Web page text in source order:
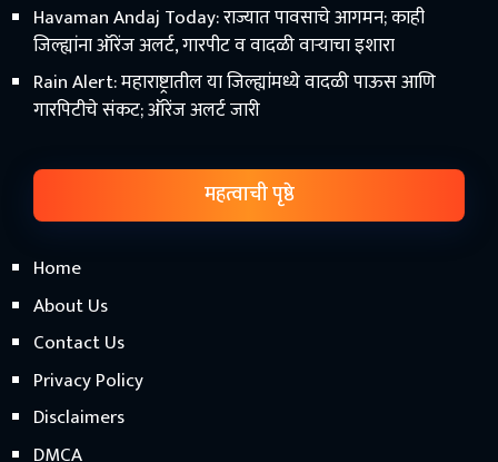
Havaman Andaj Today: राज्यात पावसाचे आगमन; काही
जिल्ह्यांना ऑरेंज अलर्ट, गारपीट व वादळी वाऱ्याचा इशारा
Rain Alert: महाराष्ट्रातील या जिल्ह्यांमध्ये वादळी पाऊस आणि
गारपिटीचे संकट; ऑरेंज अलर्ट जारी
महत्वाची पृष्ठे
Home
About Us
Contact Us
Privacy Policy
Disclaimers
DMCA